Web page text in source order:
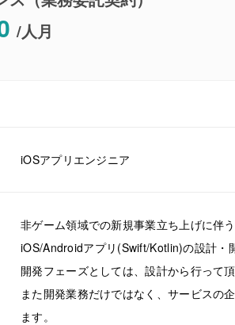
/人月
iOSアプリエンジニア
非ゲーム領域での新規事業立ち上げに伴
iOS/Androidアプリ(Swift/Kotlin)の設計・
開発フェーズとしては、設計から行って
また開発業務だけではなく、サービスの
ます。